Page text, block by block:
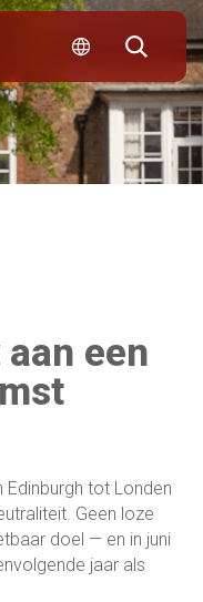
een
tot Londen
Geen loze
doel — en in juni
jaar als